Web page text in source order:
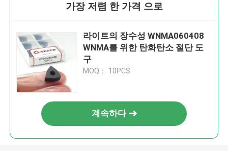
가장 저렴 한 가격 으로
라이트의 장수성 WNMA060408
WNMA를 위한 탄화탄소 절단 도
구
MOQ： 10PCS
계속하다